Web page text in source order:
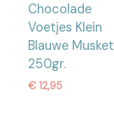
Chocolade
Voetjes Klein
Blauwe Musket
250gr.
€12,95